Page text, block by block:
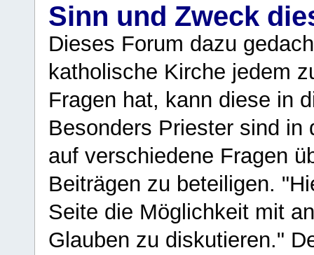
Sinn und Zweck
Dieses Forum dazu
katholische Kirche jedem
Fragen hat, kann diese in
Besonders Priester sind in
auf verschiedene Fragen
Beiträgen zu beteiligen.
Seite die Möglichkeit mit
Glauben zu diskutieren."